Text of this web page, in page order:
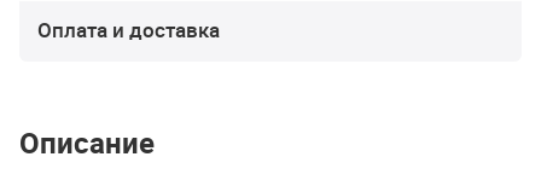
Оплата и доставка
Описание